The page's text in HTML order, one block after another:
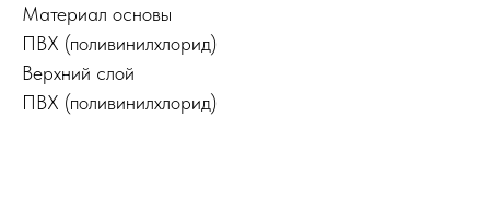
Материал основы
ПВХ (поливинилхлорид)
Верхний слой
ПВХ (поливинилхлорид)